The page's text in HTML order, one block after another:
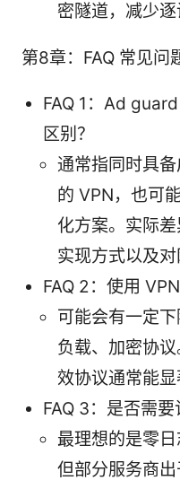
密隧道，减少
第8章：FAQ 常见问
FAQ 1：Ad
区别？
通常指同时具
的 VPN，也可
化方案。实际差
实现方式以及对
FAQ 2：使用
可能会有一定下
负载、加密协
效协议通常能显
FAQ 3：是否需要
最理想的是零日
但部分服务商